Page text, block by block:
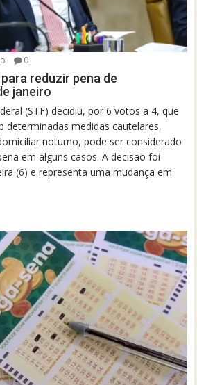
0
reduzir pena de
janeiro
(STF) decidiu, por 6 votos a 4, que
determinadas medidas cautelares,
noturno, pode ser considerado
em alguns casos. A decisão foi
(6) e representa uma mudança em